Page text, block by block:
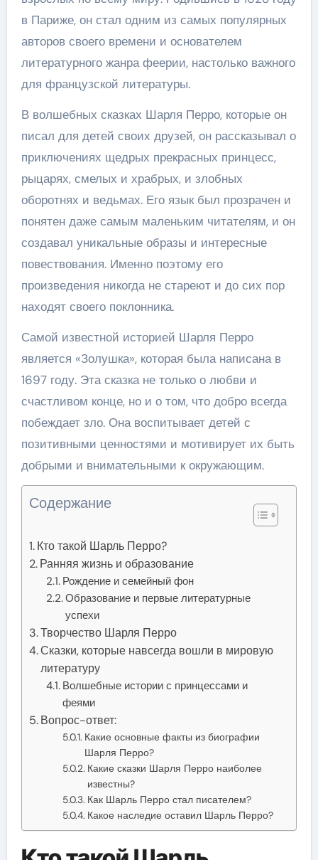
в Париже, он стал одним из самых популярных
авторов своего времени и основателем
литературного жанра феерии, настолько важного
для французской литературы.
В волшебных сказках Шарля Перро, которые он
писал для детей своих друзей, он рассказывал о
приключениях щедрых прекрасных принцесс,
рыцарях, смелых и храбрых, и злобных
оборотнях и ведьмах. Его язык был прозрачен и
понятен даже самым маленьким читателям, и он
создавал уникальные образы и интересные
повествования. Именно поэтому его
произведения никогда не стареют и до сих пор
находят своего поклонника.
Самой известной историей Шарля Перро
является «Золушка», которая была написана в
1697 году. Эта сказка не только о любви и
счастливом конце, но и о том, что добро всегда
побеждает зло. Она воспитывает детей с
позитивными ценностями и мотивирует их быть
добрыми и внимательными к окружающим.
Содержание
Кто такой Шарль Перро?
Ранняя жизнь и образование
Рождение и семейный фон
Образование и первые литературные
успехи
Творчество Шарля Перро
Сказки, которые навсегда вошли в мировую
литературу
Волшебные истории с принцессами и
феями
Вопрос-ответ:
Какие основные факты из биографии
Шарля Перро?
Какие сказки Шарля Перро наиболее
известны?
Как Шарль Перро стал писателем?
Какое наследие оставил Шарль Перро?